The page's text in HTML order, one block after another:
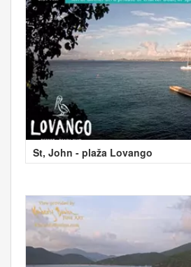
St, John - plaža Lovango